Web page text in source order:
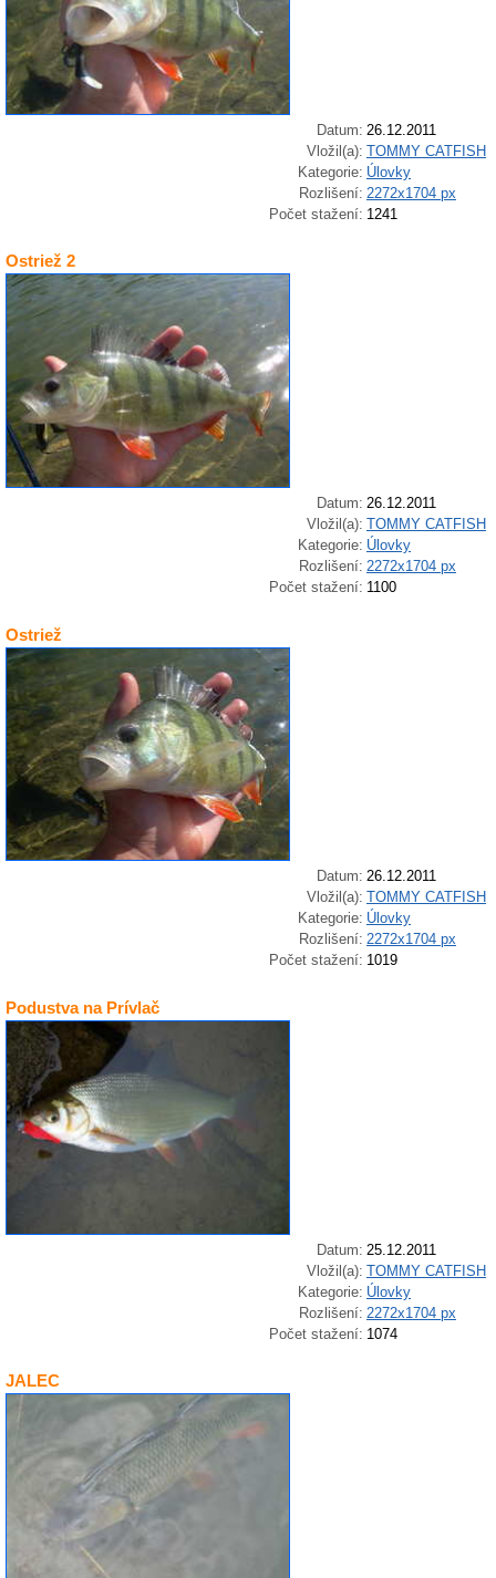
Datum: 26.12.2011
Vložil(a): TOMMY CATFISH
Kategorie: Úlovky
Rozlišení: 2272x1704 px
Počet stažení: 1241
Ostriež 2
Datum: 26.12.2011
Vložil(a): TOMMY CATFISH
Kategorie: Úlovky
Rozlišení: 2272x1704 px
Počet stažení: 1100
Ostriež
Datum: 26.12.2011
Vložil(a): TOMMY CATFISH
Kategorie: Úlovky
Rozlišení: 2272x1704 px
Počet stažení: 1019
Podustva na Prívlač
Datum: 25.12.2011
Vložil(a): TOMMY CATFISH
Kategorie: Úlovky
Rozlišení: 2272x1704 px
Počet stažení: 1074
JALEC